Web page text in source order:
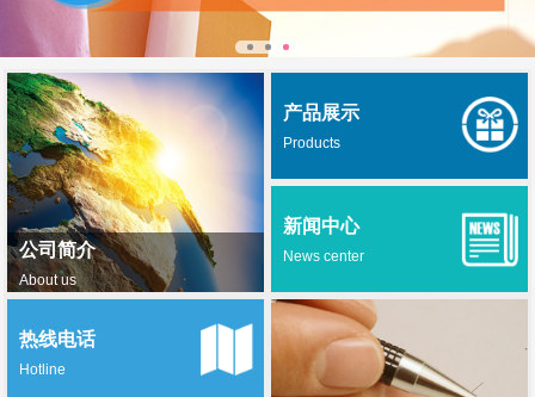
公司简介
About us
产品展示
Products
新闻中心
News center
热线电话
Hotline